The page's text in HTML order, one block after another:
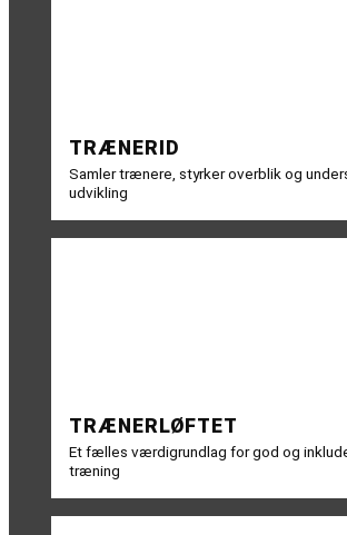
TRÆNERID
Samler trænere, styrker overblik og
udvikling
TRÆNERLØFTET
Et fælles værdigrundlag for god og
træning